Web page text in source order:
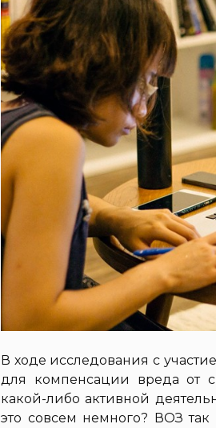
В ходе исследования с
для компенсации вреда от
какой-либо активной
это совсем немного? ВОЗ